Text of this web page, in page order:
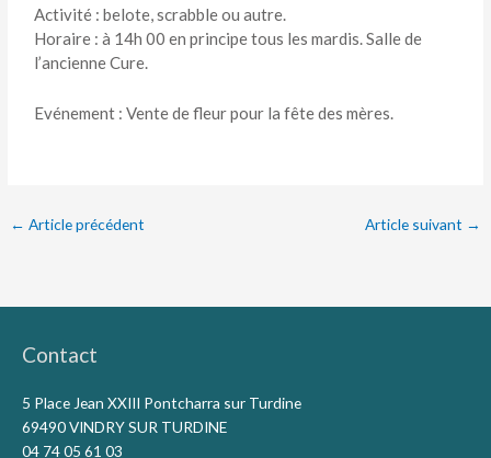
Activité : belote, scrabble ou autre.
Horaire : à 14h 00 en principe tous les mardis. Salle de
l’ancienne Cure.
Evénement : Vente de fleur pour la fête des mères.
← Article précédent Article suivant →
Contact
5 Place Jean XXIII Pontcharra sur Turdine
69490 VINDRY SUR TURDINE
04 74 05 61 03